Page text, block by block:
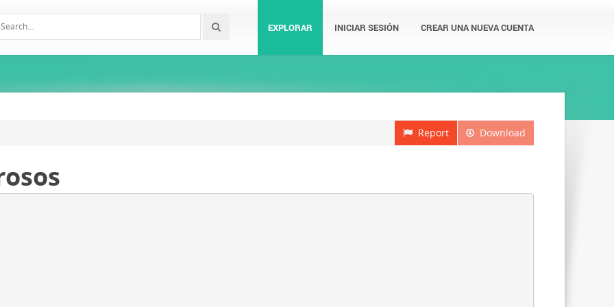
EXPLORAR INICIAR SESIÓN CREAR UNA NUEVA CUENTA
Download
Report